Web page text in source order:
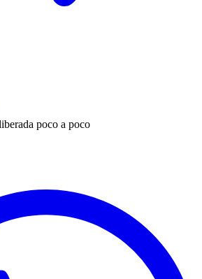
poco a poco